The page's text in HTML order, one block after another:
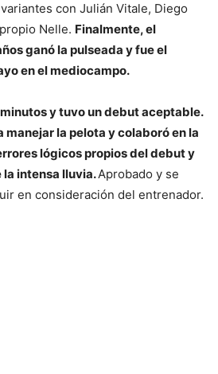
con Julián Vitale, Diego
Nelle. Finalmente, el
ganó la pulseada y fue el
en el mediocampo.
y tuvo un debut aceptable.
la pelota y colaboró en la
lógicos propios del debut y
intensa lluvia.Aprobado y se
en consideración del entrenador.